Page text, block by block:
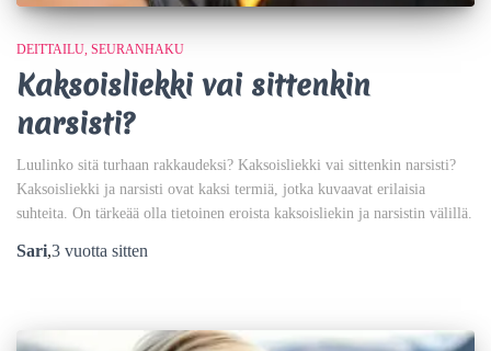
DEITTAILU SEURANHAKU
Kaksoisliekki vai sittenkin
narsisti?
Luulinko sitä turhaan rakkaudeksi? Kaksoisliekki vai sittenkin narsisti?
Kaksoisliekki ja narsisti ovat kaksi termiä, jotka kuvaavat erilaisia
suhteita. On tärkeää olla tietoinen eroista kaksoisliekin ja narsistin välillä.
Sari,3 vuotta sitten